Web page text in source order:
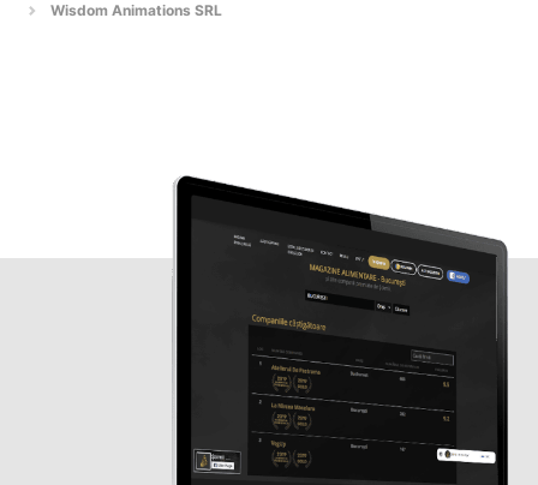
Wisdom Animations SRL